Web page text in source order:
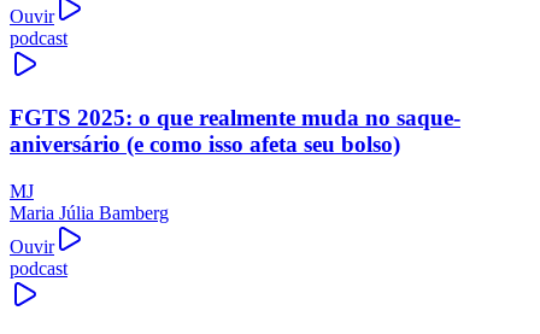
Ouvir
podcast
FGTS 2025: o que realmente muda no saque-
aniversário (e como isso afeta seu bolso)
MJ
Maria Júlia Bamberg
Ouvir
podcast